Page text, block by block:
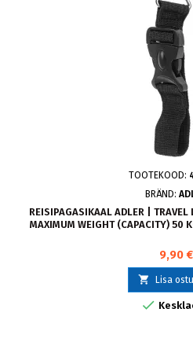
TOOTEKOOD:
BRÄND:
REISIPAGASIKAAL ADLER | TRAVEL
MAXIMUM WEIGHT (CAPACITY) 50
9,90 €
 Lisa
